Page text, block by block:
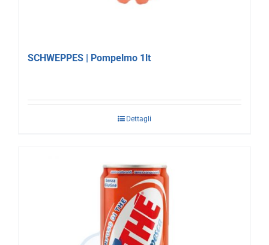
SCHWEPPES | Pompelmo 1lt
Dettagli